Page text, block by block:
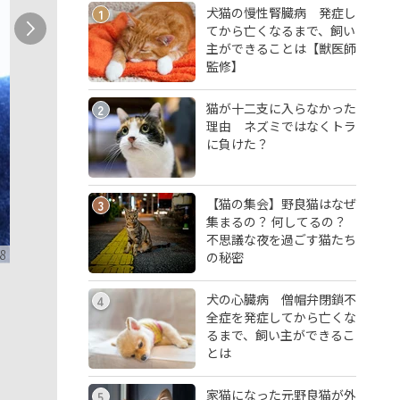
8
1
犬猫の慢性腎臓病 発症し
てから亡くなるまで、飼い
主ができることは【獣医師
監修】
2
猫が十二支に入らなかった
理由 ネズミではなくトラ
に負けた？
3
【猫の集会】野良猫はなぜ
集まるの？ 何してるの？
不思議な夜を過ごす猫たち
の秘密
4
犬の心臓病 僧帽弁閉鎖不
全症を発症してから亡くな
るまで、飼い主ができるこ
とは
5 家猫になった元野良猫が外